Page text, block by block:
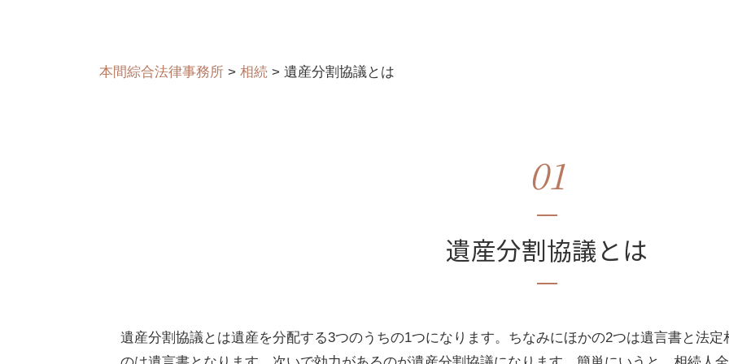
本間綜合法律事務所 > 相続 > 遺産分割協議とは
01
遺産分割協議とは
遺産分割協議とは遺産を分配する3つのうちの1つになります。ちなみにほかの2つは遺言書と法